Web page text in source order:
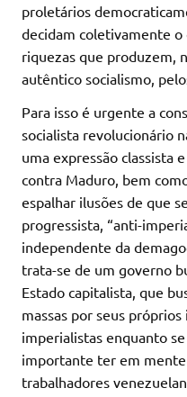
proletários
decidam coletivamente o
riquezas que produzem,
autêntico socialismo,
Para isso é urgente a
socialista revolucionário
uma expressão classista
contra Maduro, bem
espalhar ilusões de que
progressista, “anti-
independente da
trata-se de um governo
Estado capitalista, que
massas por seus
imperialistas enquanto
importante ter em mente
trabalhadores